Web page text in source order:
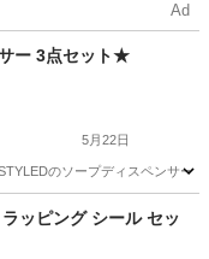
Ad
ー 3点セット★
5月22日
のソープディスペンサー
スペンサー
ッピング シール セッ